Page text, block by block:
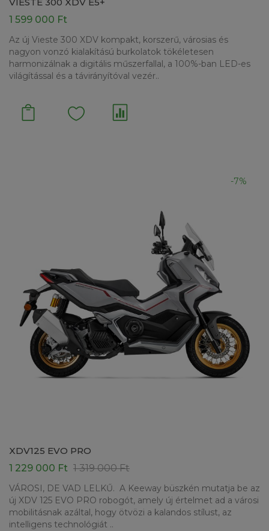
1 599 000 Ft
Az új Vieste 300 XDV kompakt, korszerű, városias és
nagyon vonzó kialakítású burkolatok tökéletesen
harmonizálnak a digitális műszerfallal, a 100%-ban LED-es
világítással és a távirányítóval vezér..
-7%
XDV125 EVO PRO
1 229 000 Ft 1 319 000 Ft
VÁROSI, DE VAD LELKŰ. A Keeway büszkén mutatja be az
új XDV 125 EVO PRO robogót, amely új értelmet ad a városi
mobilitásnak azáltal, hogy ötvözi a kalandos stílust, az
intelligens technológiát ..